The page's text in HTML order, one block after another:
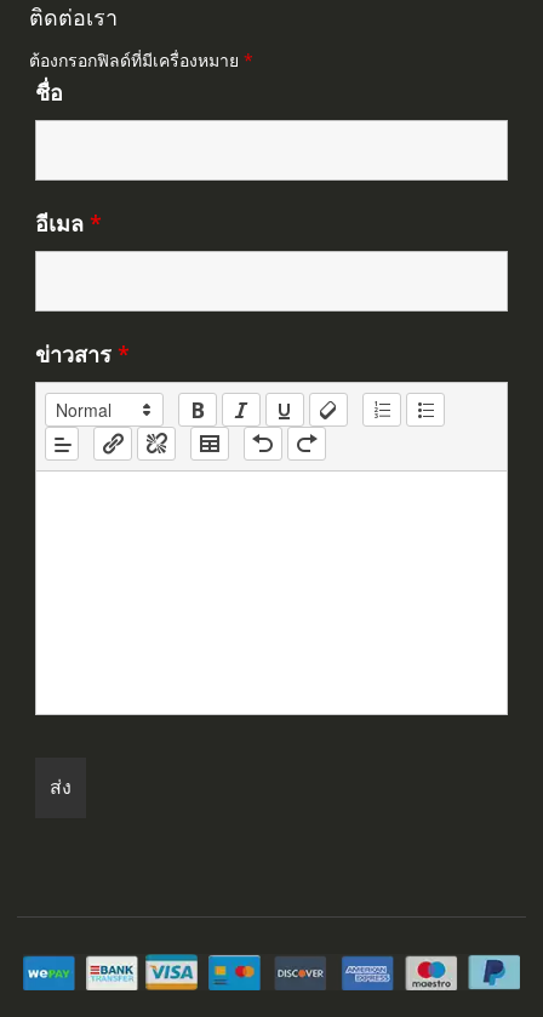
ติดต่อเรา
ต้องกรอกฟิลด์ที่มีเครื่องหมาย *
ชื่อ
อีเมล *
ข่าวสาร *